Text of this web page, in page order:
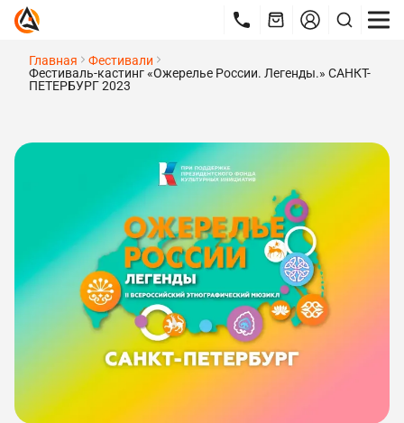
Главная
Фестивали
Фестиваль-кастинг «Ожерелье России. Легенды.» САНКТ-
ПЕТЕРБУРГ 2023